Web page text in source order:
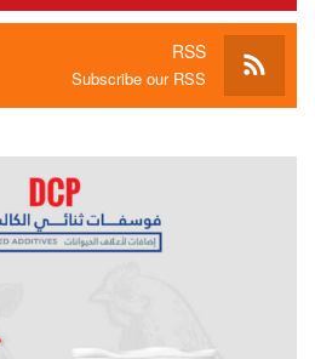
RSS
Subscribe our RSS